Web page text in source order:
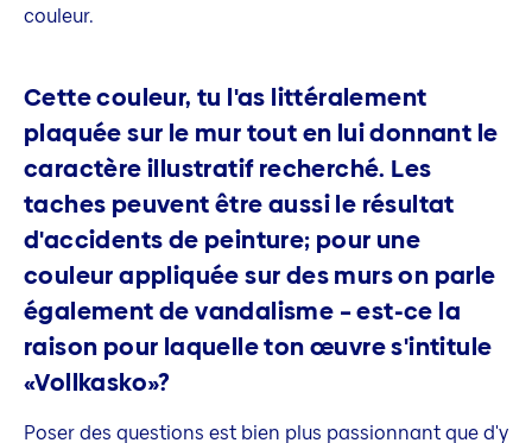
couleur.
Cette couleur, tu l'as littéralement
plaquée sur le mur tout en lui donnant le
caractère illustratif recherché. Les
taches peuvent être aussi le résultat
d'accidents de peinture; pour une
couleur appliquée sur des murs on parle
également de vandalisme – est-ce la
raison pour laquelle ton œuvre s'intitule
«Vollkasko»?
Poser des questions est bien plus passionnant que d'y